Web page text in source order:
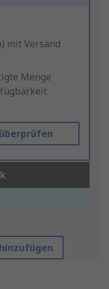
mit Versand
Menge